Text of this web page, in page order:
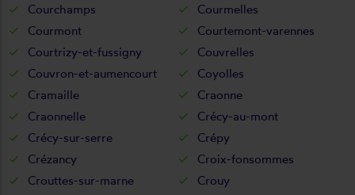
Courchamps
Courmelles
Courmont
Courtemont-varennes
Courtrizy-et-fussigny
Couvrelles
Couvron-et-aumencourt
Coyolles
Cramaille
Craonne
Craonnelle
Crécy-au-mont
Crécy-sur-serre
Crépy
Crézancy
Croix-fonsommes
Crouttes-sur-marne
Crouy